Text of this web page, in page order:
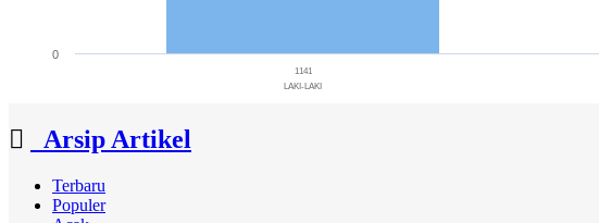
1141
LAKI-LAKI
0
Arsip Artikel
Terbaru
Populer